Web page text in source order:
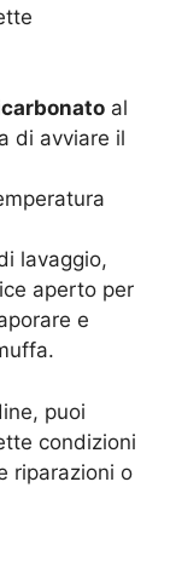
al
di avviare il
lavaggio,
aperto per
e
puoi
condizioni
riparazioni o